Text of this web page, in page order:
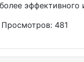
эффективного
Просмотров: 481